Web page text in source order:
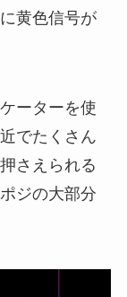
黄色信号が
ーターを使
でたくさん
さえられる
ジの大部分